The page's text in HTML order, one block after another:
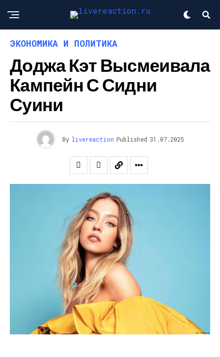
ЭКОНОМИКА И ПОЛИТИКА
Доджа Кэт Высмеивала
Кампейн С Сидни
Суини
By livereaction Published 31.07.2025